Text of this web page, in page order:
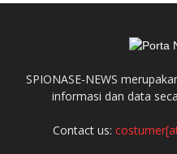
SPIONASE-NEWS
informasi dan data
Contact us: